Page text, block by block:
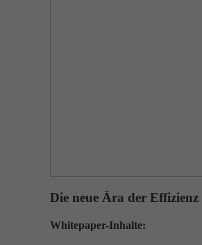
Die neue Ära der
Whitepaper-Inhalte: